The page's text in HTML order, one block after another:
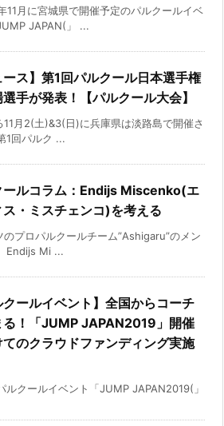
11月に宮城県で開催予定のパルクールイベ
JAPAN(」 ...
ース】第1回パルクール日本選手権
手が発表！【パルクール大会】
11月2(土)&3(日)に兵庫県は淡路島で開催さ
1回パルク ...
ールコラム：Endijs Miscenko(エ
ス・ミスチェンコ)を考える
のプロパルクールチーム”Ashigaru”のメン
Endijs Mi ...
クールイベント】全国からコーチ
る！「JUMP JAPAN2019」開催
てのクラウドファンディング実施
ルクールイベント「JUMP JAPAN2019(」